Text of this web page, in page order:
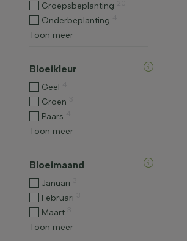
Groepsbeplanting
Onderbeplanting
Toon meer
Bloeikleur
Geel
Groen
Paars
Toon meer
Bloeimaand
Januari
Februari
Maart
Toon meer